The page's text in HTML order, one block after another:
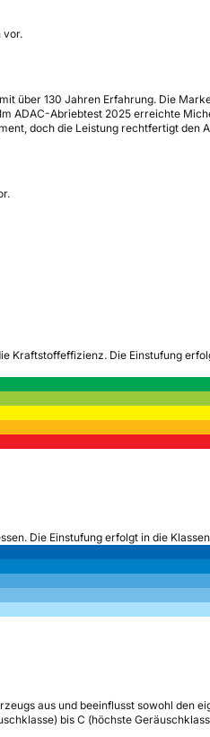
vor.
über 130 Jahren Erfahrung. Die
ADAC-Abriebtest 2025 erreichte
doch die Leistung rechtfertigt den
Kraftstoffeffizienz. Die Einstufung
Die Einstufung erfolgt in die
aus und beeinflusst sowohl den
bis C (höchste